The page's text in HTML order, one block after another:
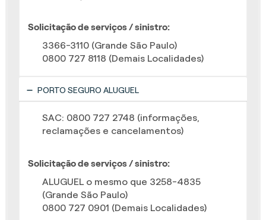
Solicitação de serviços / sinistro:
3366-3110 (Grande São Paulo)
0800 727 8118 (Demais Localidades)
PORTO SEGURO ALUGUEL
SAC: 0800 727 2748 (informações,
reclamações e cancelamentos)
Solicitação de serviços / sinistro:
ALUGUEL o mesmo que 3258-4835
(Grande São Paulo)
0800 727 0901 (Demais Localidades)